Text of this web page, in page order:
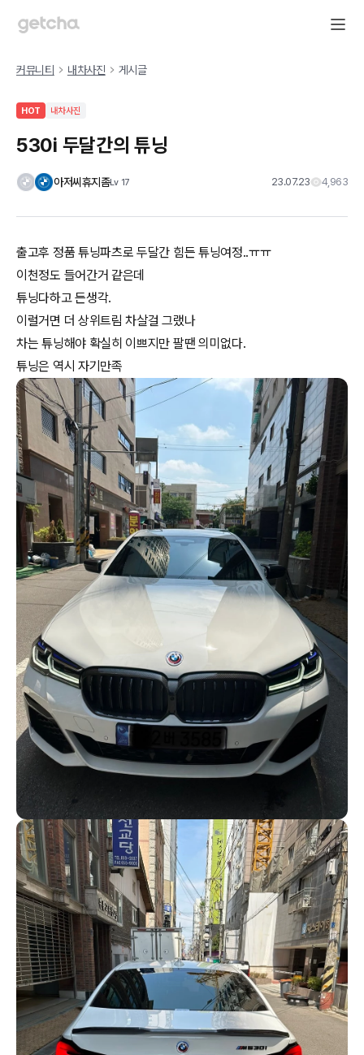
커뮤니티 내차사진 게시글
HOT 내차사진
530i 두달간의 튜닝
아저씨휴지좀Lv 17 23.07.23 4,963
출고후 정품 튜닝파츠로 두달간 힘든 튜닝여정..ㅠㅠ
이천정도 들어간거 같은데
튜닝다하고 든생각.
이럴거면 더 상위트림 차살걸 그랬나
차는 튜닝해야 확실히 이쁘지만 팔땐 의미없다.
튜닝은 역시 자기만족